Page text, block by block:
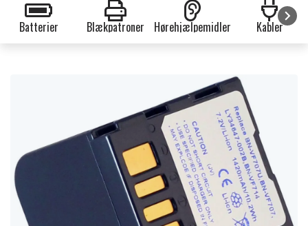
Batterier Blækpatroner Hørehjælpemidler Kabler